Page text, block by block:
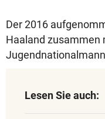
Der 2016
Haaland zusammen
Lesen Sie auch: